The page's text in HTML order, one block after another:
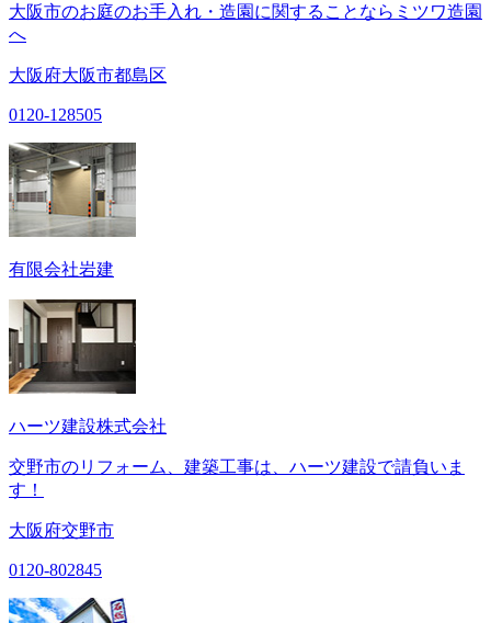
大阪市のお庭のお手入れ・造園に関することならミツワ造園
へ
大阪府大阪市都島区
0120-128505
有限会社岩建
ハーツ建設株式会社
交野市のリフォーム、建築工事は、ハーツ建設で請負いま
す！
大阪府交野市
0120-802845